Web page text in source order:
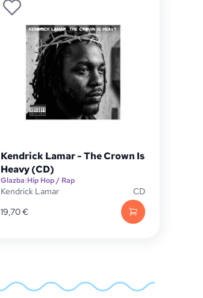
Kendrick Lamar - The Crown Is
Heavy (CD)
Glazba|Hip Hop / Rap
Kendrick Lamar
CD
19,70€